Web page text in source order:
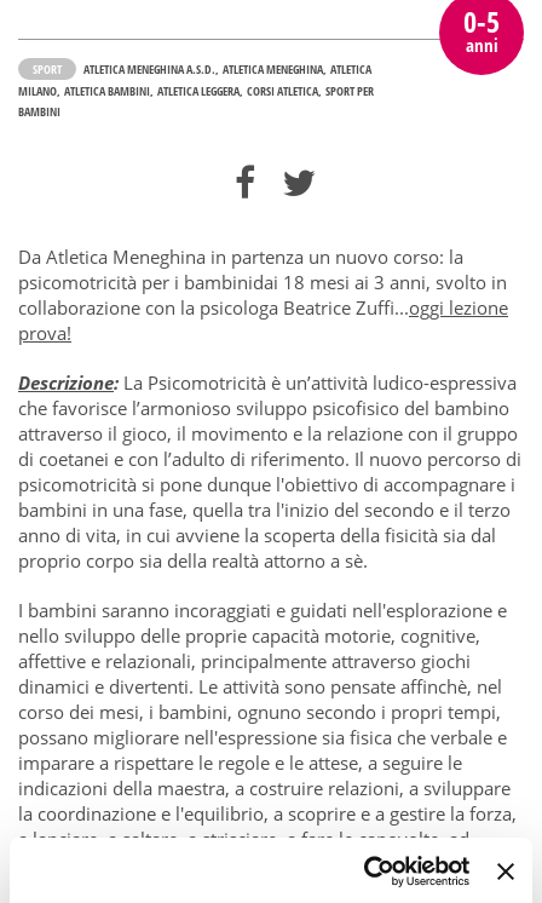
0-5
anni
SPORT ATLETICA MENEGHINA A.S.D. ATLETICA MENEGHINA ATLETICA
MILANO ATLETICA BAMBINI ATLETICA LEGGERA CORSI ATLETICA SPORT PER
BAMBINI
Da Atletica Meneghina in partenza un nuovo corso: la
psicomotricità per i bambinidai 18 mesi ai 3 anni, svolto in
collaborazione con la psicologa Beatrice Zuffi...oggi lezione
prova!
Descrizione: La Psicomotricità è un’attività ludico-espressiva
che favorisce l’armonioso sviluppo psicofisico del bambino
attraverso il gioco, il movimento e la relazione con il gruppo
di coetanei e con l’adulto di riferimento. Il nuovo percorso di
psicomotricità si pone dunque l'obiettivo di accompagnare i
bambini in una fase, quella tra l'inizio del secondo e il terzo
anno di vita, in cui avviene la scoperta della fisicità sia dal
proprio corpo sia della realtà attorno a sè.
I bambini saranno incoraggiati e guidati nell'esplorazione e
nello sviluppo delle proprie capacità motorie, cognitive,
affettive e relazionali, principalmente attraverso giochi
dinamici e divertenti. Le attività sono pensate affinchè, nel
corso dei mesi, i bambini, ognuno secondo i propri tempi,
possano migliorare nell'espressione sia fisica che verbale e
imparare a rispettare le regole e le attese, a seguire le
indicazioni della maestra, a costruire relazioni, a sviluppare
la coordinazione e l'equilibrio, a scoprire e a gestire la forza,
a lanciare, a saltare, a strisciare, a fare le capovolte, ad
affrontare paure e altre emozioni, a collaborare e a
partecipare a giochi simbolici interagendo con i coetanei.​